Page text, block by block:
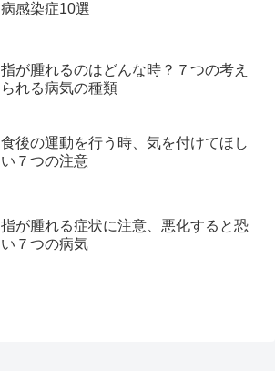
病感染症10選
指が腫れるのはどんな時？７つの考え
られる病気の種類
食後の運動を行う時、気を付けてほし
い７つの注意
指が腫れる症状に注意、悪化すると恐
い７つの病気